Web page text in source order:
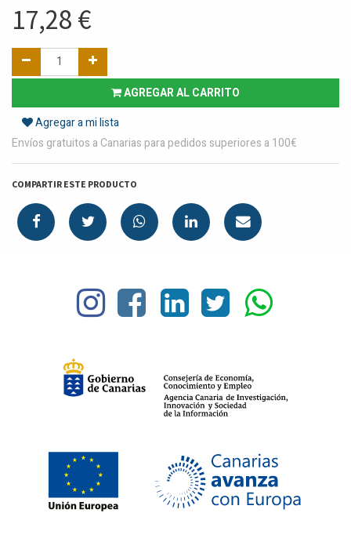
17,28 €
AGREGAR AL CARRITO
Agregar a mi lista
Envíos gratuitos a Canarias para pedidos superiores a 100€
COMPARTIR ESTE PRODUCTO